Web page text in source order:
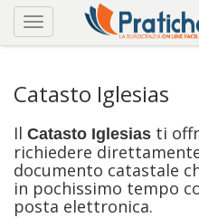
Catasto Iglesias
Il Catasto Iglesias ti
richiedere
documento catastale
in pochissimo tempo
posta elettronica.